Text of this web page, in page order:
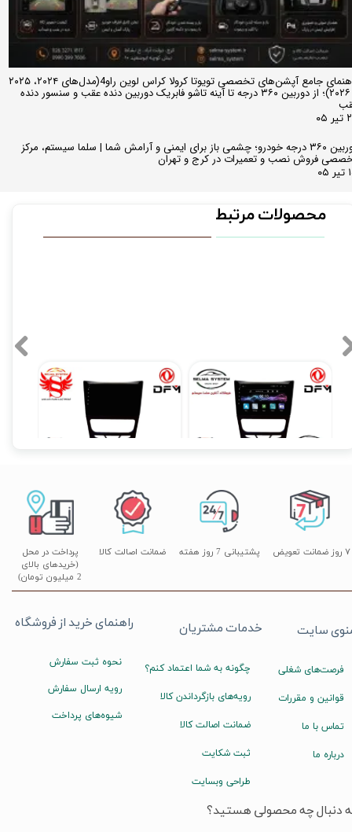
راهنمای جامع آپشن‌های تخصصی تویوتا کرولا کراس لوین راو4(مدل‌های ۲۰۲۴، ۲۰۲۵
و ۲۰۲۶)؛ از دوربین ۳۶۰ درجه تا آینه تاشو فابریک دوربین دنده عقب و سنسور دنده
دوربین ۳۶۰ درجه خودرو؛ چشمی باز برای ایمنی و آرامش شما | سلما سیستم، مرکز
فروش نصب و تعمیرات در کرج و تهران
محصولات مرتبط
مانیتور فابریک اندروید اچ سی کراس سری اسمارت مدل MTK
۱۲,۹۰۰,۰۰۰ تومان
مانیتور فابریک اندروید اچ سی کراس فول تاچ مدل T3L
۱۲,۹۰۰,۰۰۰ تومان
پشتیبانی 7 روز هفته
پرداخت در محل
(خریدهای بالای
2 میلیون تومان)
۷ روز ضمانت تعویض ضمانت اصالت کالا
راهنمای خرید از فروشگاه
نحوه ثبت سفارش
رویه ارسال سفارش
شیوه‌های پرداخت
خدمات مشتریان
چگونه به شما اعتماد کنم؟
رویه‌های بازگرداندن کالا
ضمانت اصالت کالا
ثبت شکایت
طراحی وبسایت
سایت
فرصت‌های شغلی
قوانین و مقررات
تماس با ما
درباره ما
دنبال چه محصولی هستید؟